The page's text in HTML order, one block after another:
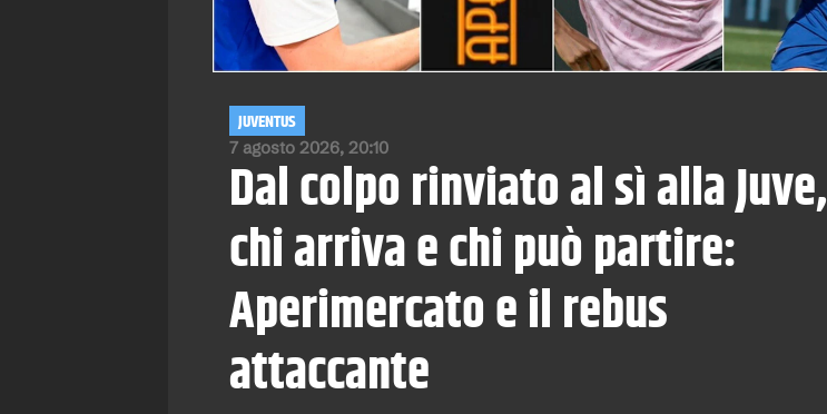
7 agosto 2026, 20:10
JUVENTUS
Dal colpo rinviato al sì alla Juve,
chi arriva e chi può partire:
Aperimercato e il rebus
attaccante